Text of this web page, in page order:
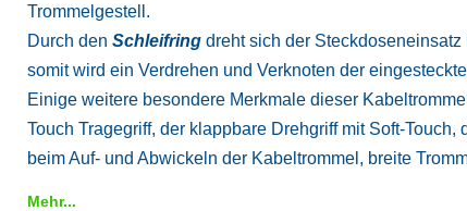
Trommelgestell.
Durch den Schleifring dreht sich der
somit wird ein Verdrehen und Verknoten der
Einige weitere besondere Merkmale dieser
Touch Tragegriff, der klappbare Drehgriff mit Soft-
beim Auf- und Abwickeln der Kabeltrommel, breite
Mehr...